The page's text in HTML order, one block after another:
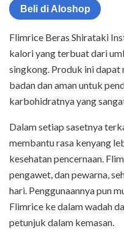
Beli di Aloshop
Flimrice Beras Shirataki
kalori yang terbuat dari
singkong. Produk ini
badan dan aman untuk
karbohidratnya yang
Dalam setiap sasetnya
membantu rasa kenyang
kesehatan pencernaan.
pengawet, dan pewarna,
hari. Penggunaannya pun
Flimrice ke dalam wadah
petunjuk dalam kemasan.